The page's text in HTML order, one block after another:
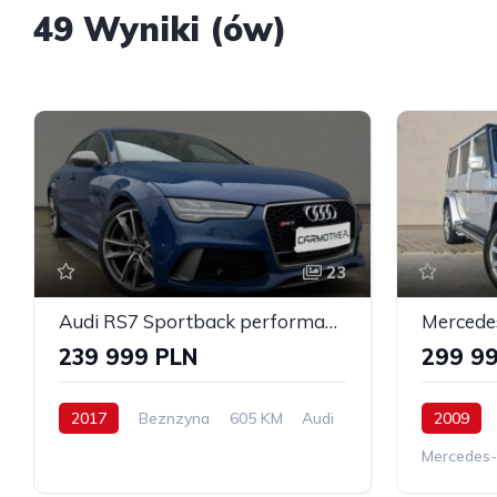
49 Wyniki (ów)
23
Audi RS7 Sportback performance
239 999 PLN
2017 Beznzyna 605 KM Audi
299
2009